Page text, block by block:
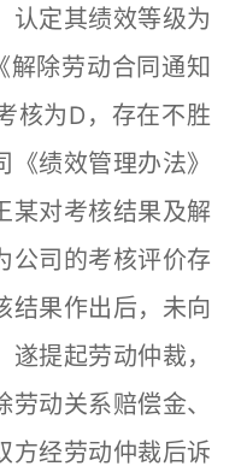
认定其绩效等级为
解除劳动合同通知
核为D，存在不胜
绩效管理办法》
某对考核结果及解
公司的考核评价存
结果作出后，未向
提起劳动仲裁，
动关系赔偿金、
方经劳动仲裁后诉